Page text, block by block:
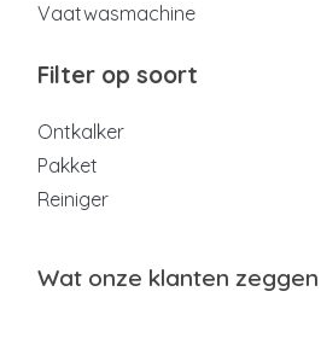
Vaatwasmachine
Filter op soort
Ontkalker
Pakket
Reiniger
Wat onze klanten zeggen